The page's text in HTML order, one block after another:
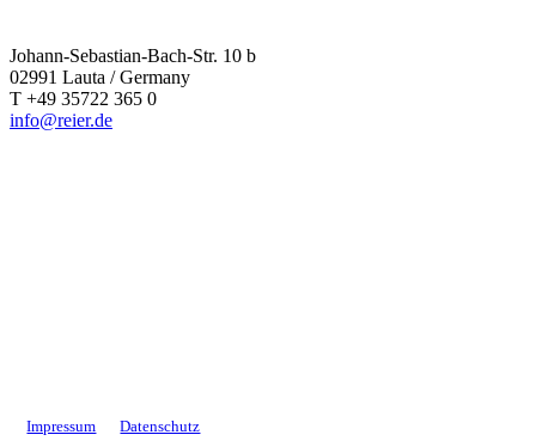
Johann-Sebastian-Bach-Str. 10 b
02991 Lauta / Germany
T +49 35722 365 0
info@reier.de
Impressum Datenschutz